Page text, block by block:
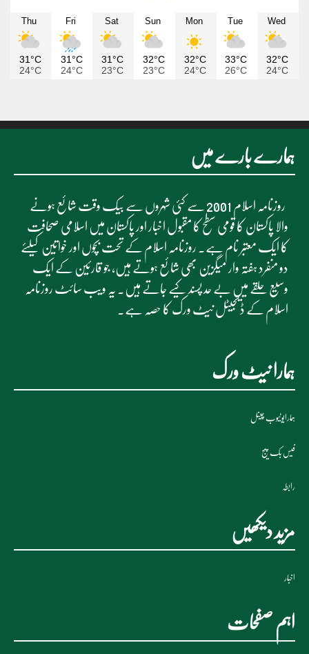
Thu
31°C
24°C
Fri
31°C
24°C
Sat
31°C
23°C
Sun
32°C
23°C
Mon
32°C
24°C
Tue
33°C
26°C
Wed
32°C
24°C
ہمارے بارے میں
روزنامہ اسلام 2001 سے کئی شہروں سے بیک وقت شائع ہونے
والا پاکستان کا قومی سطح کا مقبول اخبار اور پاکستان میں اسلامی صحافت
کا ایک معتبر نام ہے۔ روزنامہ اسلام کے تحت بچوں اور خواتین کیلئے
دو منفرد ہفتہ وار میگزین بھی شائع ہوتے ہیں، جو قارئین کے ایک
وسیع حلقے میں بے حد پسند کیے جاتے ہیں۔ یہ ویب سائٹ روزنامہ
اسلام کے ڈیجیٹل نیٹ ورک کا حصہ ہے۔
ہمارا نیٹ ورک
ہمارایوٹیوب چینل
فیس بک پیج
رابطہ
مزید دیکھیں
اخبار
اہم صفحات